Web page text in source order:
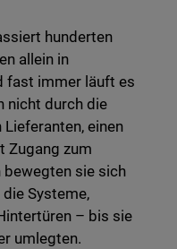
hunderten
allein in
fast immer läuft es
nicht durch die
Lieferanten, einen
Zugang zum
bewegten sie sich
Systeme,
– bis sie
umlegten.